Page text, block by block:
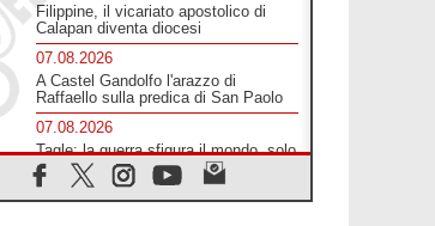
Filippine, il vicariato apostolico di
Calapan diventa diocesi
07.08.2026
A Castel Gandolfo l'arazzo di
Raffaello sulla predica di San Paolo
07.08.2026
Tagle: la guerra sfigura il mondo, solo
la rivelazione di Dio lo trasfigura
07.08.2026